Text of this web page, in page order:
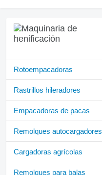
Rotoempacadoras
Rastrillos hileradores
Empacadoras de pacas
Remolques autocargadores
Cargadoras agrícolas
Remolques para balas